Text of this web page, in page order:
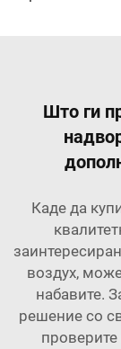
Што ги
Каде да
воздух,
набавите.
решение со